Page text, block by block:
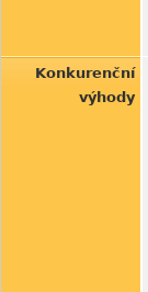
Konkurenční
výhody